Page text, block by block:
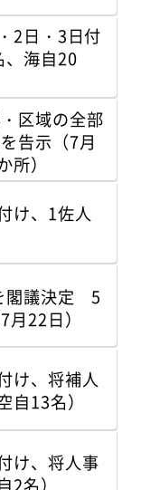
2日・3日付
、海自20
区域の全部
告示（7月
）
け、1佐人
閣議決定 5
22日）
け、将補人
13名）
け、将人事
2名）